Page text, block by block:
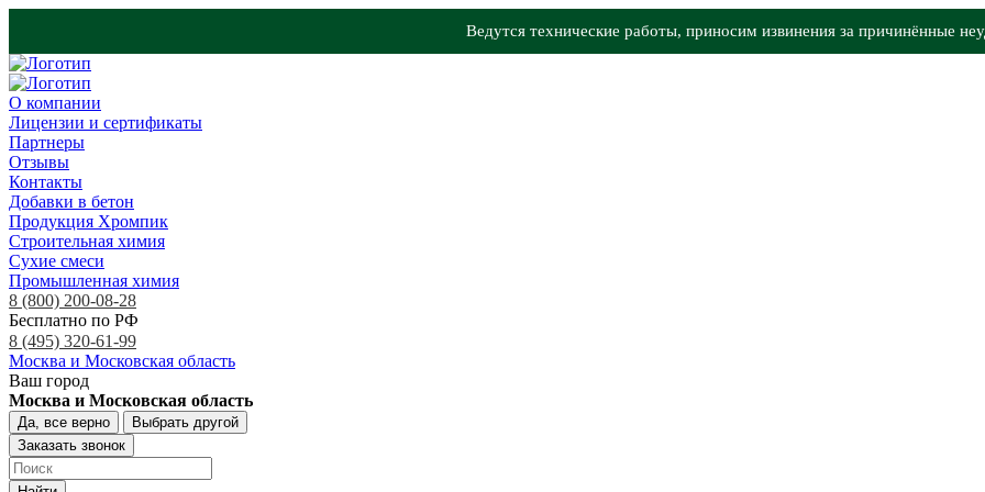
Ведутся технические работы, приносим извинения за причинённые
О компании
Лицензии и сертификаты
Партнеры
Отзывы
Контакты
Добавки в бетон
Продукция Хромпик
Строительная химия
Сухие смеси
Промышленная химия
8 (800) 200-08-28
Бесплатно по РФ
8 (495) 320-61-99
Москва и Московская область
Ваш город
Москва и Московская область
Да, все верно
Выбрать другой
Заказать звонок